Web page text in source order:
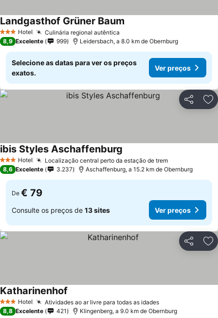
3 EstrelasHotel Culinária regional autêntica
Landgasthof Grüner Baum
8,9 Excelente 999 Leidersbach, a 8.0 km de Obernburg
Selecione as datas para ver os preços
exatos.
Ver preços
Partilhar
3 EstrelasHotel Localização central perto da estação de trem
ibis Styles Aschaffenburg
8,6 Excelente 3.237 Aschaffenburg, a 15.2 km de Obernburg
De € 79
Consulte os preços de 13 sites Ver preços
Partilhar
3 EstrelasHotel Atividades ao ar livre para todas as idades
Katharinenhof
8,8 Excelente 421 Klingenberg, a 9.0 km de Obernburg